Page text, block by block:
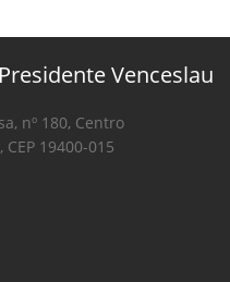
Venceslau
nº 180, Centro
19400-015